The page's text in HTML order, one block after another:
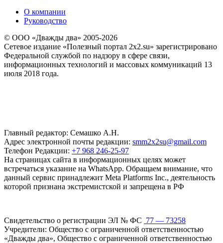
О компании
Руководство
© ООО «Дважды два» 2005-2026
Сетевое издание «Полезный портал 2x2.su» зарегистрировано
Федеральной службой по надзору в сфере связи,
информационных технологий и массовых коммуникаций 13
июля 2018 года.
Главный редактор: Семашко А.Н.
Адрес электронной почты редакции: smm2x2su@gmail.com
Телефон Редакции: +7 968 246-25-97
На страницах сайта в информационных целях может
встречаться указание на WhatsApp. Обращаем внимание, что
данный сервис принадлежит Meta Platforms Inc., деятельность
которой признана экстремистской и запрещена в РФ
Свидетельство о регистрации ЭЛ № ФС 77 — 73258
Учредители: Общество с ограниченной ответственностью
«Дважды два», Общество с ограниченной ответственностью